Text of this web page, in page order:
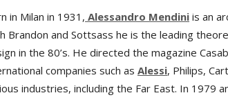
in Milan in 1931, Alessandro Mendini is an
Brandon and Sottsass he is the leading
in the 80’s. He directed the magazine
companies such as Alessi, Philips,
industries, including the Far East. In 1979